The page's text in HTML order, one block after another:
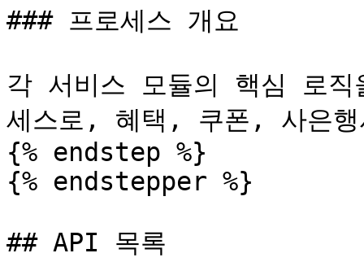
### 프로세스 개요
각 서비스 모듈의 핵심 로
세스로, 혜택, 쿠폰, 사은
{% endstep %}
{% endstepper %}
## API 목록